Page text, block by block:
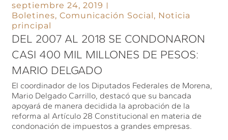
septiembre 24, 2019
Boletines,Comunicación Social, Noticia
principal
DEL 2007 AL 2018 SE CONDONARON
CASI 400 MIL MILLONES DE PESOS:
MARIO DELGADO
El coordinador de los Diputados Federales de Morena,
Mario Delgado Carrillo, destacó que su bancada
apoyará de manera decidida la aprobación de la
reforma al Artículo 28 Constitucional en materia de
condonación de impuestos a grandes empresas.